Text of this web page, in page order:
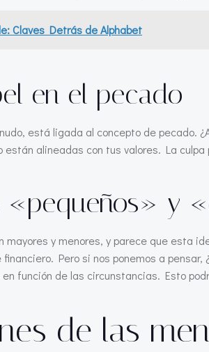
Claves Detrás de Alphabet
en el pecado
está ligada al concepto de
alineadas con tus valores. La
«pequeños» y
mayores y menores, y parece que esta
Pero si nos ponemos a
función de las circunstancias. Esto
de las